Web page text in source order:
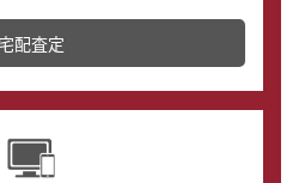
・買取に出すことが可能で
配査定